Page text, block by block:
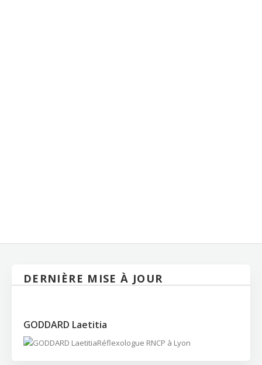
DERNIÈRE MISE À JOUR
GODDARD Laetitia
Réflexologue RNCP à Lyon